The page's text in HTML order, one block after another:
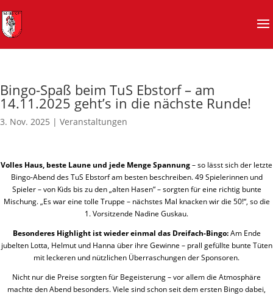
Bingo-Spaß beim TuS Ebstorf – am
14.11.2025 geht’s in die nächste Runde!
3. Nov. 2025 | Veranstaltungen
Volles Haus, beste Laune und jede Menge Spannung– so lässt sich der letzte
Bingo-Abend des TuS Ebstorf am besten beschreiben. 49 Spielerinnen und
Spieler – von Kids bis zu den „alten Hasen“ – sorgten für eine richtig bunte
Mischung. „Es war eine tolle Truppe – nächstes Mal knacken wir die 50!“, so die
1. Vorsitzende Nadine Guskau.
Besonderes Highlight ist wieder einmal das Dreifach-Bingo:Am Ende
jubelten Lotta, Helmut und Hanna über ihre Gewinne – prall gefüllte bunte Tüten
mit leckeren und nützlichen Überraschungen der Sponsoren.
Nicht nur die Preise sorgten für Begeisterung – vor allem die Atmosphäre
machte den Abend besonders. Viele sind schon seit dem ersten Bingo dabei,